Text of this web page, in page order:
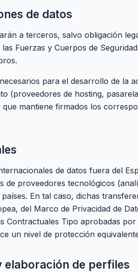
de datos
a terceros, salvo obligación
Fuerzas y Cuerpos de
para el desarrollo de la
(proveedores de hosting,
mantiene firmados los
de datos fuera del
de proveedores tecnológicos
En tal caso, dichas
del Marco de Privacidad de
Contractuales Tipo aprobadas
un nivel de protección
elaboración de perfiles